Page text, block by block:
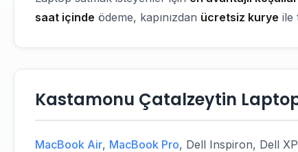
saat içinde ödeme, kapınızdan ücretsiz kurye ile
Kastamonu Çatalzeytin
MacBook Air, MacBook Pro, Dell Inspiron, Dell